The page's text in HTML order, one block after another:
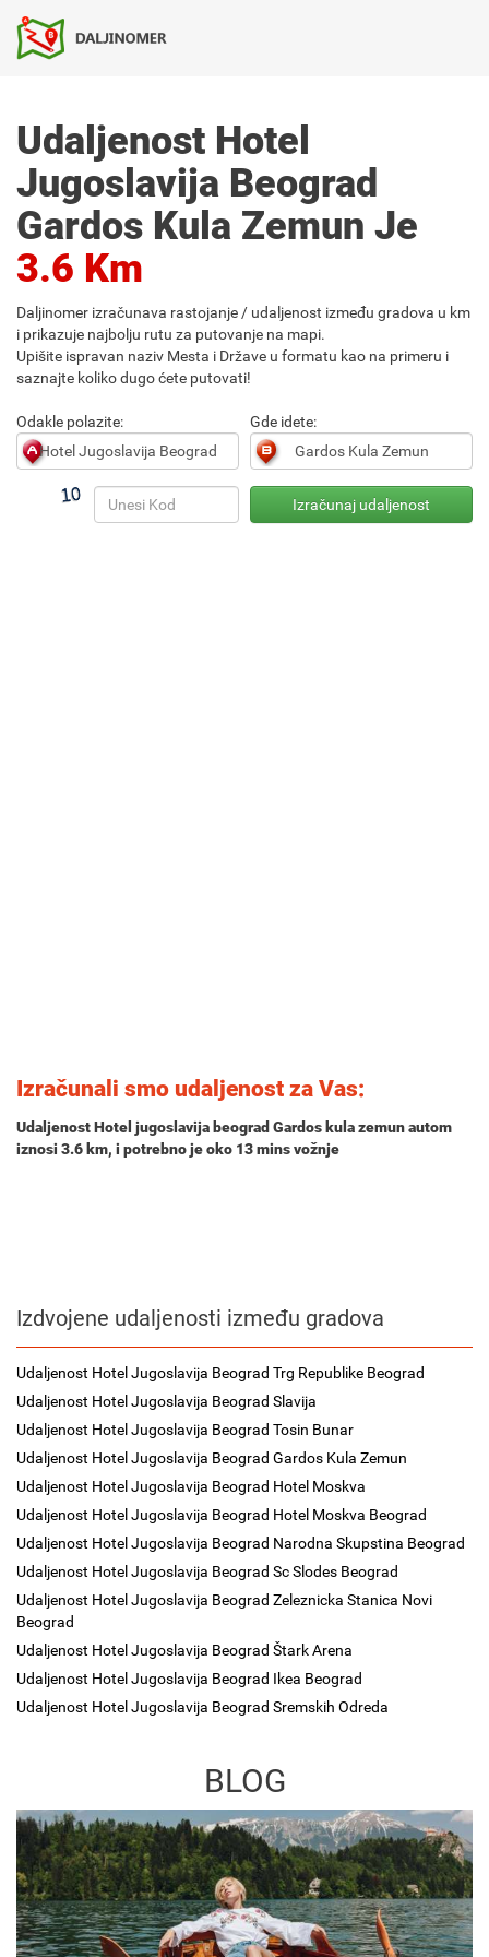
Udaljenost Hotel
Jugoslavija Beograd
Gardos Kula Zemun Je
3.6 Km
Daljinomer izračunava rastojanje / udaljenost između gradova u km
i prikazuje najbolju rutu za putovanje na mapi.
Upišite ispravan naziv Mesta i Države u formatu kao na primeru i
saznajte koliko dugo ćete putovati!
Odakle polazite: Gde idete:
Izračunali smo udaljenost za Vas:
Udaljenost Hotel jugoslavija beograd Gardos kula zemun autom
iznosi 3.6 km, i potrebno je oko 13 minsvožnje
Izdvojene udaljenosti između gradova
Udaljenost Hotel Jugoslavija Beograd Trg Republike Beograd
Udaljenost Hotel Jugoslavija Beograd Slavija
Udaljenost Hotel Jugoslavija Beograd Tosin Bunar
Udaljenost Hotel Jugoslavija Beograd Gardos Kula Zemun
Udaljenost Hotel Jugoslavija Beograd Hotel Moskva
Udaljenost Hotel Jugoslavija Beograd Hotel Moskva Beograd
Udaljenost Hotel Jugoslavija Beograd Narodna Skupstina Beograd
Udaljenost Hotel Jugoslavija Beograd Sc Slodes Beograd
Udaljenost Hotel Jugoslavija Beograd Zeleznicka Stanica Novi
Beograd
Udaljenost Hotel Jugoslavija Beograd Štark Arena
Udaljenost Hotel Jugoslavija Beograd Ikea Beograd
Udaljenost Hotel Jugoslavija Beograd Sremskih Odreda
BLOG